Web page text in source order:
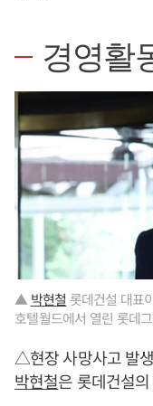
경영활
▲ 박현철 롯데건설 대표
호텔월드에서 열린 롯데
△현장 사망사고 발
박현철은 롯데건설